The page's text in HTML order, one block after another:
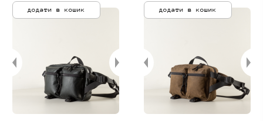
додати в кошик додати в кошик